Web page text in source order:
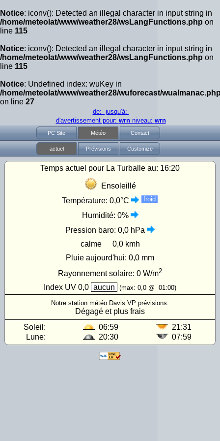
Notice: iconv(): Detected an illegal character in input string in
/home/meteolat/www/weather28/wsLangFunctions.php on
line 115
Notice: iconv(): Detected an illegal character in input string in
/home/meteolat/www/weather28/wsLangFunctions.php on
line 115
Notice: Undefined index: wuKey in
/home/meteolat/www/weather28/wuforecast/
on line 27
de: jusqu'à:
d'avertissement pour: wrnniveau: wrn
PC Site Météo Contact
actuel Prévisions Customize
Temps actuel pour La Turballe au: 16:20
Ensoleillé
Température: 0,0°C froid
Humidité: 0%
Pression baro: 0,0 hPa
calme
0,0 kmh
Pluie aujourd'hui: 0,0 mm
Rayonnement solaire: 0 W/m2
Index UV 0,0 aucun (max: 0,0 @ 01:00)
Notre station météo Davis VP prévisions:
Dégagé et plus frais
Soleil:
06:59
21:31
Lune:
20:30 07:59